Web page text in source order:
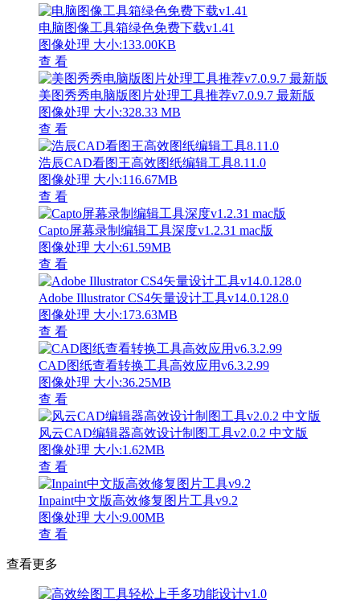
电脑图像工具箱绿色免费下载v1.41
图像处理 大小:133.00KB
查 看
美图秀秀电脑版图片处理工具推荐v7.0.9.7 最新版
图像处理 大小:328.33 MB
查 看
浩辰CAD看图王高效图纸编辑工具8.11.0
图像处理 大小:116.67MB
查 看
Capto屏幕录制编辑工具深度v1.2.31 mac版
图像处理 大小:61.59MB
查 看
Adobe Illustrator CS4矢量设计工具v14.0.128.0
图像处理 大小:173.63MB
查 看
CAD图纸查看转换工具高效应用v6.3.2.99
图像处理 大小:36.25MB
查 看
风云CAD编辑器高效设计制图工具v2.0.2 中文版
图像处理 大小:1.62MB
查 看
Inpaint中文版高效修复图片工具v9.2
图像处理 大小:9.00MB
查 看
查看更多